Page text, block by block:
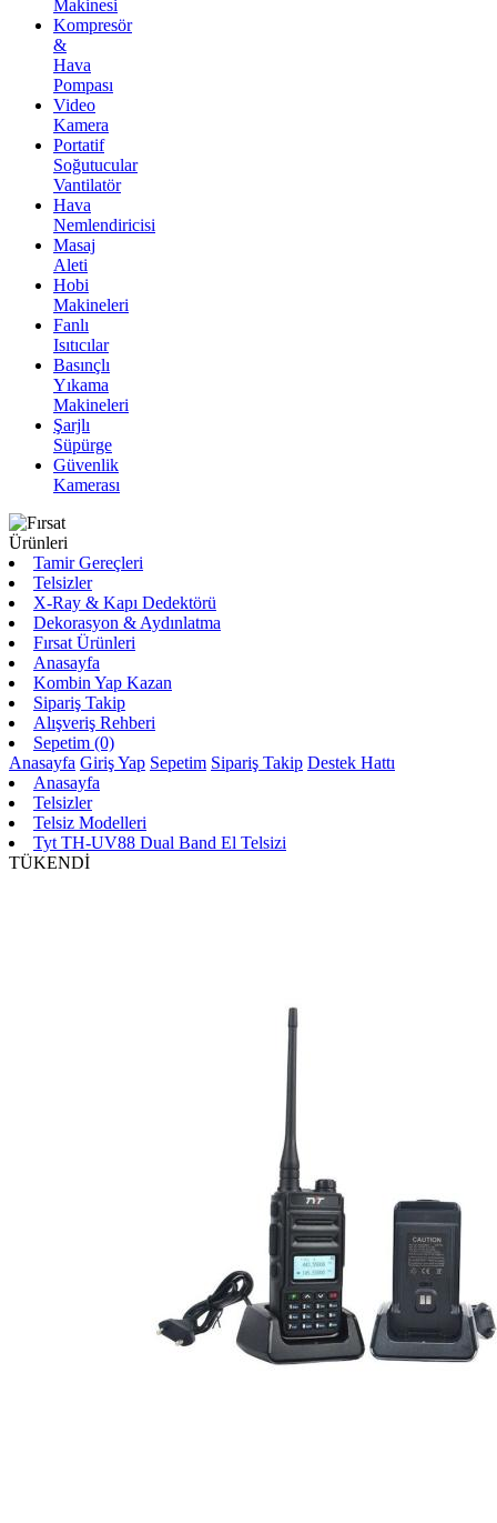
Makinesi
Kompresör
&
Hava
Pompası
Video
Kamera
Portatif
Soğutucular
Vantilatör
Hava
Nemlendiricisi
Masaj
Aleti
Hobi
Makineleri
Fanlı
Isıtıcılar
Basınçlı
Yıkama
Makineleri
Şarjlı
Süpürge
Güvenlik
Kamerası
Tamir Gereçleri
Telsizler
X-Ray & Kapı Dedektörü
Dekorasyon & Aydınlatma
Fırsat Ürünleri
Anasayfa
Kombin Yap Kazan
Sipariş Takip
Alışveriş Rehberi
Sepetim (0)
Anasayfa Giriş Yap Sepetim Sipariş Takip Destek Hattı
Anasayfa
Telsizler
Telsiz Modelleri
Tyt TH-UV88 Dual Band El Telsizi
TÜKENDİ